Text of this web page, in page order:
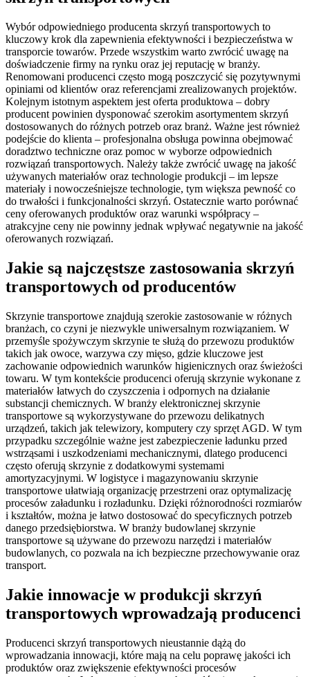
Wybór odpowiedniego producenta skrzyń transportowych to
kluczowy krok dla zapewnienia efektywności i bezpieczeństwa w
transporcie towarów. Przede wszystkim warto zwrócić uwagę na
doświadczenie firmy na rynku oraz jej reputację w branży.
Renomowani producenci często mogą poszczycić się pozytywnymi
opiniami od klientów oraz referencjami zrealizowanych projektów.
Kolejnym istotnym aspektem jest oferta produktowa – dobry
producent powinien dysponować szerokim asortymentem skrzyń
dostosowanych do różnych potrzeb oraz branż. Ważne jest również
podejście do klienta – profesjonalna obsługa powinna obejmować
doradztwo techniczne oraz pomoc w wyborze odpowiednich
rozwiązań transportowych. Należy także zwrócić uwagę na jakość
używanych materiałów oraz technologie produkcji – im lepsze
materiały i nowocześniejsze technologie, tym większa pewność co
do trwałości i funkcjonalności skrzyń. Ostatecznie warto porównać
ceny oferowanych produktów oraz warunki współpracy –
atrakcyjne ceny nie powinny jednak wpływać negatywnie na jakość
oferowanych rozwiązań.
Jakie są najczęstsze zastosowania skrzyń
transportowych od producentów
Skrzynie transportowe znajdują szerokie zastosowanie w różnych
branżach, co czyni je niezwykle uniwersalnym rozwiązaniem. W
przemyśle spożywczym skrzynie te służą do przewozu produktów
takich jak owoce, warzywa czy mięso, gdzie kluczowe jest
zachowanie odpowiednich warunków higienicznych oraz świeżości
towaru. W tym kontekście producenci oferują skrzynie wykonane z
materiałów łatwych do czyszczenia i odpornych na działanie
substancji chemicznych. W branży elektronicznej skrzynie
transportowe są wykorzystywane do przewozu delikatnych
urządzeń, takich jak telewizory, komputery czy sprzęt AGD. W tym
przypadku szczególnie ważne jest zabezpieczenie ładunku przed
wstrząsami i uszkodzeniami mechanicznymi, dlatego producenci
często oferują skrzynie z dodatkowymi systemami
amortyzacyjnymi. W logistyce i magazynowaniu skrzynie
transportowe ułatwiają organizację przestrzeni oraz optymalizację
procesów załadunku i rozładunku. Dzięki różnorodności rozmiarów
i kształtów, można je łatwo dostosować do specyficznych potrzeb
danego przedsiębiorstwa. W branży budowlanej skrzynie
transportowe są używane do przewozu narzędzi i materiałów
budowlanych, co pozwala na ich bezpieczne przechowywanie oraz
transport.
Jakie innowacje w produkcji skrzyń
transportowych wprowadzają producenci
Producenci skrzyń transportowych nieustannie dążą do
wprowadzania innowacji, które mają na celu poprawę jakości ich
produktów oraz zwiększenie efektywności procesów